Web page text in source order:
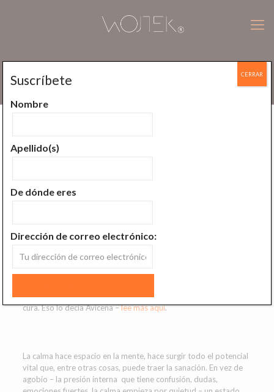
Paciencia – la fortaleza del debil
Si la calma es la mitad del remedio, la paciencia es la mitad de la
cura. Eso lo decía Avicena –lee más aquí.
La calma hace espacio en la mente, hace surgir todo el potencial
vital que, entre otras cosas, puede traer la sanación. En vez de
agobio – la presión interna que tiene confusión, dudas,
Suscríbete
Nombre
Apellido(s)
De dónde eres
Dirección de correo electrónico:
CERRAR